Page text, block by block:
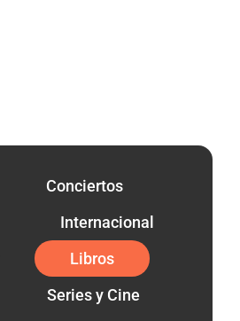
Conciertos
Internacional
Libros
Series y Cine